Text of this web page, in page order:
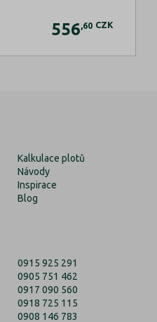
556 ,60 CZK
Kalkulace plotů
Návody
Inspirace
Blog
0915 925 291
0905 751 462
0917 090 560
0918 725 115
0908 146 783